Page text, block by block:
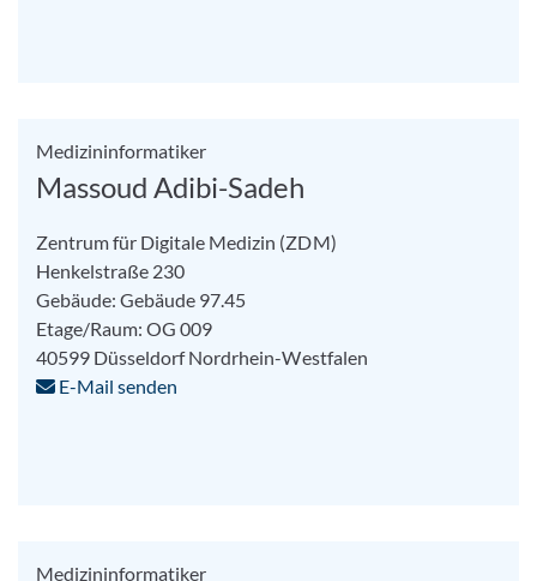
Medizininformatiker
Massoud Adibi-Sadeh
Zentrum für Digitale Medizin (ZDM)
Henkelstraße 230
Gebäude: Gebäude 97.45
Etage/Raum: OG 009
40599 DüsseldorfNordrhein-Westfalen
E-Mail senden
Medizininformatiker